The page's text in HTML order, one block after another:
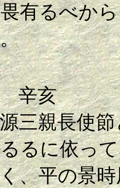
有るべか
辛亥
親長使節
るに依っ
平の景時